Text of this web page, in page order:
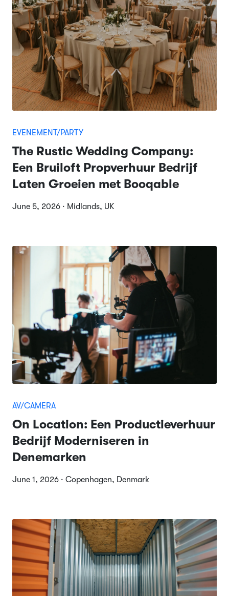
EVENEMENT/PARTY
The Rustic Wedding Company:
Een Bruiloft Propverhuur Bedrijf
Laten Groeien met Booqable
June 5, 2026 · Midlands, UK
AV/CAMERA
On Location: Een Productieverhuur
Bedrijf Moderniseren in
Denemarken
June 1, 2026 · Copenhagen, Denmark